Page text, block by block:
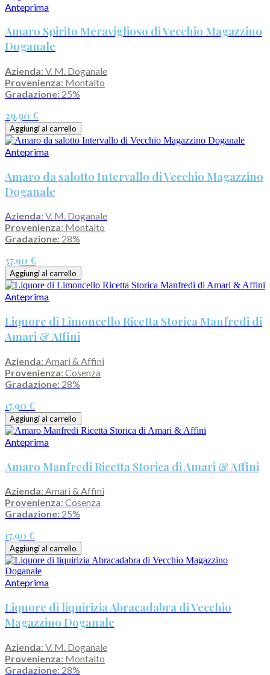
Anteprima
Amaro Spirito Meraviglioso di Vecchio Magazzino
Doganale
Azienda: V. M. Doganale
Provenienza: Montalto
Gradazione: 25%
29,90 €
Aggiungi al carrello
Anteprima
Amaro da salotto Intervallo di Vecchio Magazzino
Doganale
Azienda: V. M. Doganale
Provenienza: Montalto
Gradazione: 28%
37,90 €
Aggiungi al carrello
Anteprima
Liquore di Limoncello Ricetta Storica Manfredi di
Amari & Affini
Azienda: Amari & Affini
Provenienza: Cosenza
Gradazione: 28%
17,90 €
Aggiungi al carrello
Anteprima
Amaro Manfredi Ricetta Storica di Amari & Affini
Azienda: Amari & Affini
Provenienza: Cosenza
Gradazione: 25%
17,90 €
Aggiungi al carrello
Anteprima
Liquore di liquirizia Abracadabra di Vecchio
Magazzino Doganale
Azienda: V. M. Doganale
Provenienza: Montalto
Gradazione: 28%